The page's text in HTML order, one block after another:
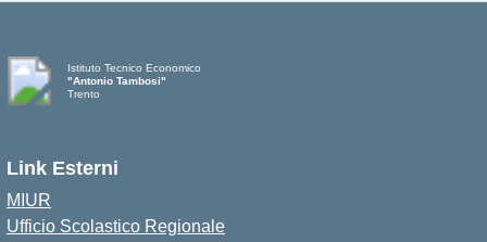
Istituto Tecnico Economico
"Antonio Tambosi"
Trento
Link Esterni
MIUR
Ufficio Scolastico Regionale